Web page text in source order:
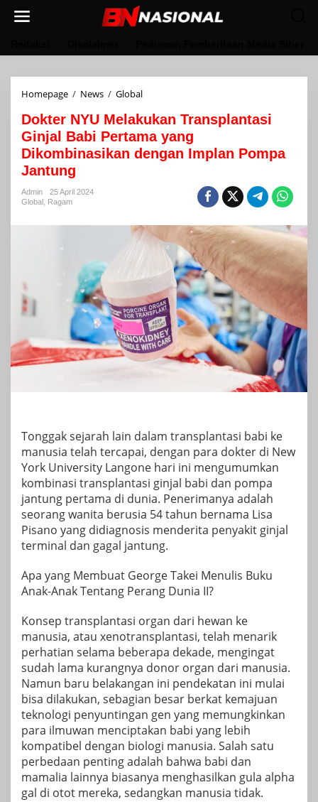
Homepage / News / GlobalDokter
Melakukan
Transplantasi
Ginjal
Babi
Dikombinasikan
Pompa
Jantung
Dokter NYU Melakukan Transplantasi
Ginjal Babi Pertama yang
Dikombinasikan dengan Implan Pompa
Jantung
Admin
25 April 2024
Global Ragam
Tonggak sejarah lain dalam transplantasi babi ke
manusia telah tercapai, dengan para dokter di New
York University Langone hari ini mengumumkan
kombinasi transplantasi ginjal babi dan pompa
jantung pertama di dunia. Penerimanya adalah
seorang wanita berusia 54 tahun bernama Lisa
Pisano yang didiagnosis menderita penyakit ginjal
terminal dan gagal jantung.
Apa yang Membuat George Takei Menulis Buku
Anak-Anak Tentang Perang Dunia II?
Konsep transplantasi organ dari hewan ke
manusia, atau xenotransplantasi, telah menarik
perhatian selama beberapa dekade, mengingat
sudah lama kurangnya donor organ dari manusia.
Namun baru belakangan ini pendekatan ini mulai
bisa dilakukan, sebagian besar berkat kemajuan
teknologi penyuntingan gen yang memungkinkan
para ilmuwan menciptakan babi yang lebih
kompatibel dengan biologi manusia. Salah satu
perbedaan penting adalah bahwa babi dan
mamalia lainnya biasanya menghasilkan gula alpha
gal di otot mereka, sedangkan manusia tidak.